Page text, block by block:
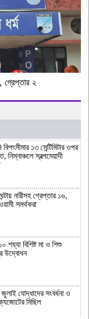
গ্রেপ্তার ২
বিপৎসীমার ১৩ সেন্টিমিটার ওপর
নিম্নাঞ্চলে স্বল্পমেয়াদী
নারীসহ গ্রেপ্তার ১৬,
সমর্থকরা
শয্যা বিশিষ্ট মা ও শিশু
উদ্বোধন
জুলাই যোদ্ধাদের সংবর্ধনা ও
মিছিল